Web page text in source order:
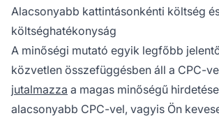
Alacsonyabb kattintásonkénti költség
költséghatékonyság
A minőségi mutató egyik legfőbb
közvetlen összefüggésben áll a CPC-
jutalmazza a magas minőségű
alacsonyabb CPC-vel, vagyis Ön